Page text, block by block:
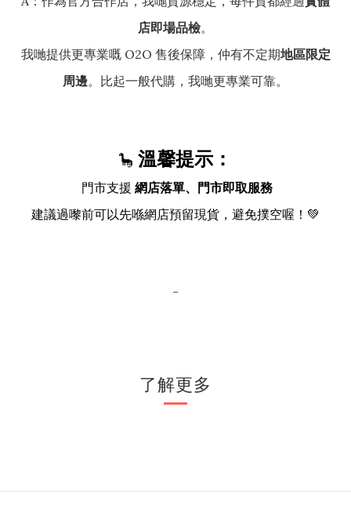
店即場品檢。
我哋提供更專業嘅 O2O 售後保障，仲有不定期地區限定
周邊。比起一般代購，我哋更專業可靠。
🦕 溫馨提示：
門市支援 網店落單、門市即取服務
建議過嚟前可以先喺網店預留現貨，避免撲空喔！💚
-
了解更多